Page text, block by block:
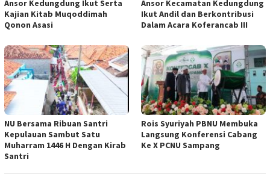
Ansor Kedungdung Ikut Serta
Kajian Kitab Muqoddimah
Qonon Asasi
Ansor Kecamatan Kedungdung
Ikut Andil dan Berkontribusi
Dalam Acara Koferancab III
NU Bersama Ribuan Santri
Kepulauan Sambut Satu
Muharram 1446 H Dengan Kirab
Santri
Rois Syuriyah PBNU Membuka
Langsung Konferensi Cabang
Ke X PCNU Sampang